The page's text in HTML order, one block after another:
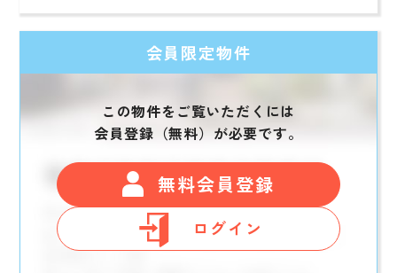
会員限定物件
この物件をご覧いただくには
会員登録（無料）が必要です。
無料会員登録
ログイン